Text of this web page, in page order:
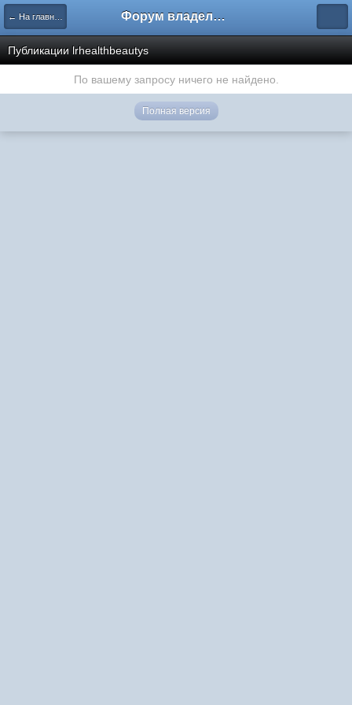
← На главную Форум владельцев интернет-магазинов
Публикации lrhealthbeautys
По вашему запросу ничего не найдено.
Полная версия